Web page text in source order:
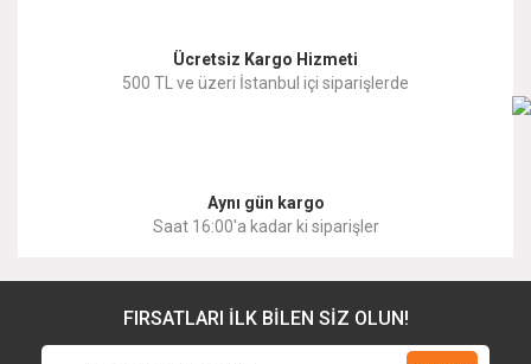
Ücretsiz Kargo Hizmeti
500 TL ve üzeri İstanbul içi siparişlerde
Aynı gün kargo
Saat 16:00'a kadar ki siparişler
FIRSATLARI İLK BİLEN SİZ OLUN!